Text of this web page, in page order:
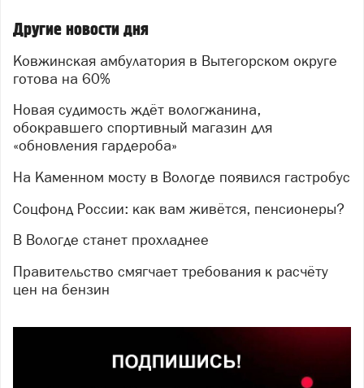
Другие новости дня
Ковжинская амбулатория в Вытегорском округе
готова на 60%
Новая судимость ждёт вологжанина,
обокравшего спортивный магазин для
«обновления гардероба»
На Каменном мосту в Вологде появился гастробус
Соцфонд России: как вам живётся, пенсионеры?
В Вологде станет прохладнее
Правительство смягчает требования к расчёту
цен на бензин